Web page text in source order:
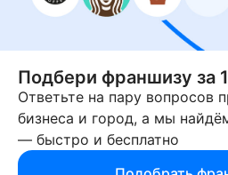
осуществленные на основании
на сайте или полученной через
предоставленной информации
правообладатель.
© 2013-2026 Бизнесменс.ру. ИП
166109472099 ОГРН
При использовании материалов
обязательна. 12+
Подбери франшизу за
Ответьте на пару вопросов
бизнеса и город, а мы
— быстро и бесплатно